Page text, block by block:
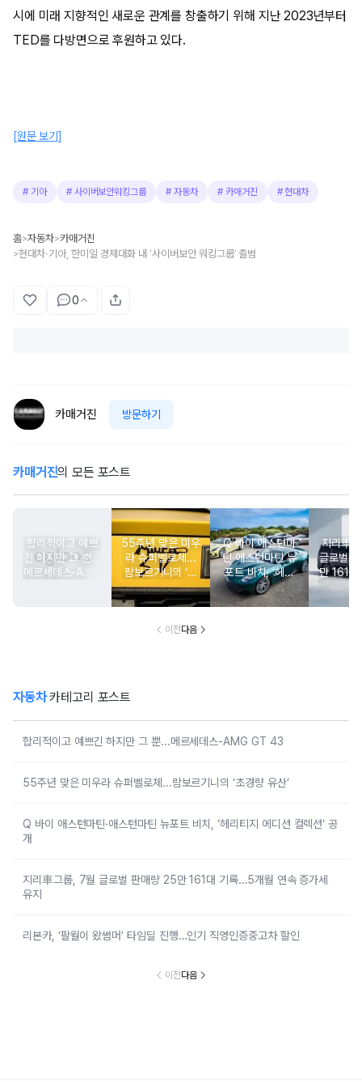
시에 미래 지향적인 새로운 관계를 창출하기 위해 지난 2023년부터
TED를 다방면으로 후원하고 있다.
[원문 보기]
# 기아 # 사이버보안워킹그룹 #자동차 # 카매거진 #현대차
홈>자동차>카매거진
>현대차·기아, 한미일 경제대화 내 ‘사이버보안 워킹그룹’ 출범
0
카매거진 방문하기
카매거진의 모든 포스트
합리적이고 예쁘
긴 하지만 그 뿐...
메르세데스-AMG
55주년 맞은 미우
라 슈퍼벨로체...
람보르기니의 ‘초
경량 유산’
Q 바이 애스턴마
틴·애스턴마틴 뉴
포트 비치, ‘헤리
티지 에디션 컬렉
션’ 공개
지리車
글로벌
만 161
개월 연
이전다음
자동차카테고리 포스트
합리적이고 예쁘긴 하지만 그 뿐...메르세데스-AMG GT 43
55주년 맞은 미우라 슈퍼벨로체...람보르기니의 ‘초경량 유산’
Q 바이 애스턴마틴·애스턴마틴 뉴포트 비치, ‘헤리티지 에디션 컬렉션’ 공
개
지리車그룹, 7월 글로벌 판매량 25만 161대 기록…5개월 연속 증가세
유지
리본카, ‘팔월이 왔썸머’ 타임딜 진행…인기 직영인증중고차 할인
이전다음